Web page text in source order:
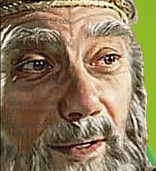
SERIE DISCIPULOS
EL CARACTER DE LOS
REDIMIDOS
SERIE LA MORADA DE
YAHWEH
SERIE LOS PROFETAS
SERIE LOS REGALOS DE
LA NOVIA
SIGNIFICADO DE LAS
LETRAS HEBREAS
SIGNIFICADO DE LAS 12
TRIBUS
VIVIENDO LAS FIESTAS DE
YAHWEH